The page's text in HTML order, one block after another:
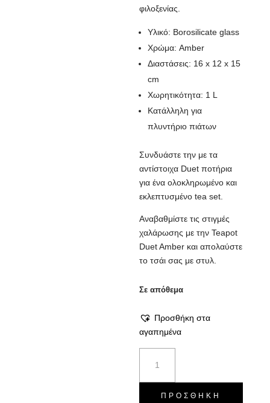
φιλοξενίας.
Υλικό: Borosilicate glass
Χρώμα: Amber
Διαστάσεις: 16 x 12 x 15
cm
Χωρητικότητα: 1 L
Κατάλληλη για
πλυντήριο πιάτων
Συνδυάστε την με τα
αντίστοιχα Duet ποτήρια
για ένα ολοκληρωμένο και
εκλεπτυσμένο tea set.
Αναβαθμίστε τις στιγμές
χαλάρωσης με την Teapot
Duet Amber και απολαύστε
το τσάι σας με στυλ.
Σε απόθεμα
Προσθήκη στα
αγαπημένα
Τσαγιού
-
Γυάλινη,ΠΡΟΣΘΉΚΗ